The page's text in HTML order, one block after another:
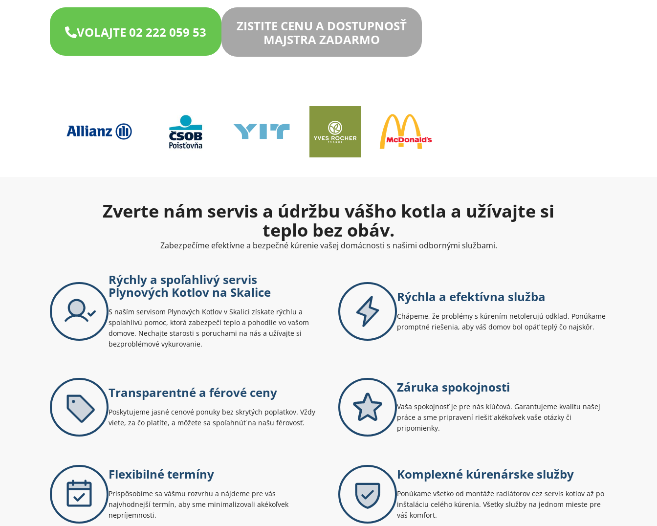
VOLAJTE 02 222 059 53
ZISTITE CENU A DOSTUPNOSŤ
MAJSTRA ZADARMO
Zverte nám servis a údržbu vášho kotla a užívajte si
teplo bez obáv.
Zabezpečíme efektívne a bezpečné kúrenie vašej domácnosti s našimi odbornými službami.
Rýchly a spoľahlivý servis
Plynových Kotlov na Skalice
S naším servisom Plynových Kotlov v Skalici získate rýchlu a
spoľahlivú pomoc, ktorá zabezpečí teplo a pohodlie vo vašom
domove. Nechajte starosti s poruchami na nás a užívajte si
bezproblémové vykurovanie.
Rýchla a efektívna služba
Chápeme, že problémy s kúrením netolerujú odklad. Ponúkame
promptné riešenia, aby váš domov bol opäť teplý čo najskôr.
Transparentné a férové ceny
Poskytujeme jasné cenové ponuky bez skrytých poplatkov. Vždy
viete, za čo platíte, a môžete sa spoľahnúť na našu férovosť.
Záruka spokojnosti
Vaša spokojnosť je pre nás kľúčová. Garantujeme kvalitu našej
práce a sme pripravení riešiť akékoľvek vaše otázky či
pripomienky.
Flexibilné termíny
Prispôsobíme sa vášmu rozvrhu a nájdeme pre vás
najvhodnejší termín, aby sme minimalizovali akékoľvek
nepríjemnosti.
Komplexné kúrenárske služby
Ponúkame všetko od montáže radiátorov cez servis kotlov až po
inštaláciu celého kúrenia. Všetky služby na jednom mieste pre
váš komfort.